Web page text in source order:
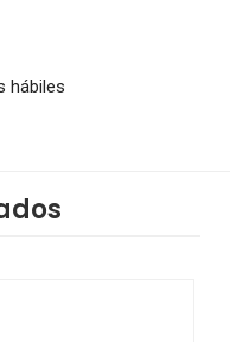
hábiles